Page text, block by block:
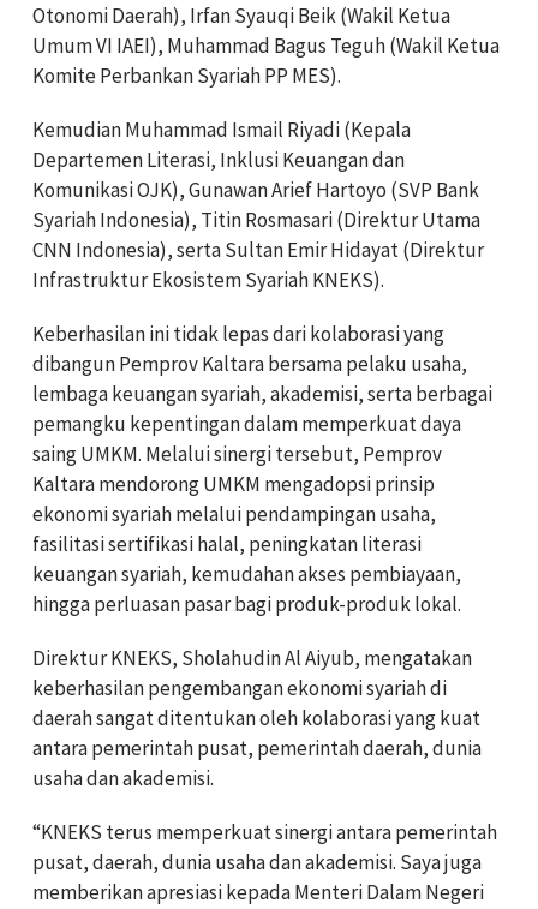
Otonomi Daerah), Irfan Syauqi Beik (Wakil Ketua
Umum VI IAEI), Muhammad Bagus Teguh (Wakil Ketua
Komite Perbankan Syariah PP MES).
Kemudian Muhammad Ismail Riyadi (Kepala
Departemen Literasi, Inklusi Keuangan dan
Komunikasi OJK), Gunawan Arief Hartoyo (SVP Bank
Syariah Indonesia), Titin Rosmasari (Direktur Utama
CNN Indonesia), serta Sultan Emir Hidayat (Direktur
Infrastruktur Ekosistem Syariah KNEKS).
Keberhasilan ini tidak lepas dari kolaborasi yang
dibangun Pemprov Kaltara bersama pelaku usaha,
lembaga keuangan syariah, akademisi, serta berbagai
pemangku kepentingan dalam memperkuat daya
saing UMKM. Melalui sinergi tersebut, Pemprov
Kaltara mendorong UMKM mengadopsi prinsip
ekonomi syariah melalui pendampingan usaha,
fasilitasi sertifikasi halal, peningkatan literasi
keuangan syariah, kemudahan akses pembiayaan,
hingga perluasan pasar bagi produk-produk lokal.
Direktur KNEKS, Sholahudin Al Aiyub, mengatakan
keberhasilan pengembangan ekonomi syariah di
daerah sangat ditentukan oleh kolaborasi yang kuat
antara pemerintah pusat, pemerintah daerah, dunia
usaha dan akademisi.
“KNEKS terus memperkuat sinergi antara pemerintah
pusat, daerah, dunia usaha dan akademisi. Saya juga
memberikan apresiasi kepada Menteri Dalam Negeri